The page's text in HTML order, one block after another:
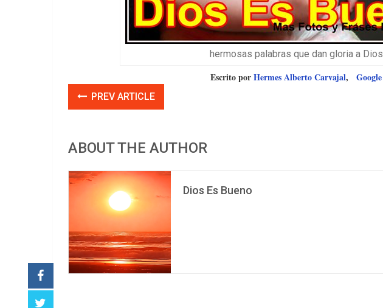
hermosas palabras que dan gloria a Dios
Escrito porHermes Alberto Carvajal,Google
PREV ARTICLE
ABOUT THE AUTHOR
Dios Es Bueno